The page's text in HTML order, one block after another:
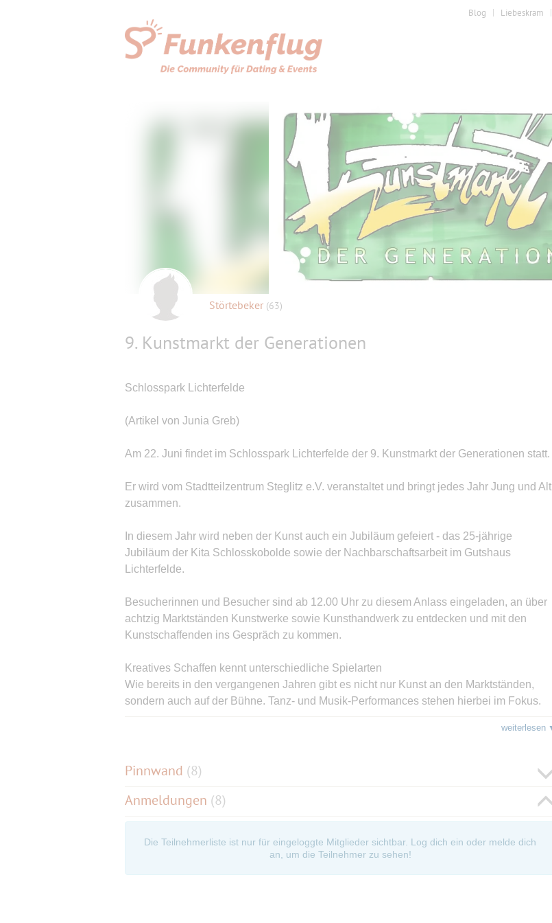
Blog Liebeskram
Störtebeker (63)
9. Kunstmarkt der Generationen
Schlosspark Lichterfelde
(Artikel von Junia Greb)
Am 22. Juni findet im Schlosspark Lichterfelde der 9. Kunstmarkt der Generationen statt.
Er wird vom Stadtteilzentrum Steglitz e.V. veranstaltet und bringt jedes Jahr Jung und Alt
zusammen.
In diesem Jahr wird neben der Kunst auch ein Jubiläum gefeiert - das 25-jährige
Jubiläum der Kita Schlosskobolde sowie der Nachbarschaftsarbeit im Gutshaus
Lichterfelde.
Besucherinnen und Besucher sind ab 12.00 Uhr zu diesem Anlass eingeladen, an über
achtzig Marktständen Kunstwerke sowie Kunsthandwerk zu entdecken und mit den
Kunstschaffenden ins Gespräch zu kommen.
Kreatives Schaffen kennt unterschiedliche Spielarten
Wie bereits in den vergangenen Jahren gibt es nicht nur Kunst an den Marktständen,
sondern auch auf der Bühne. Tanz- und Musik-Performances stehen hierbei im Fokus.
Schulband Raven’s Reverie des Hermann-Ehlers-Gymnasiums
weiterlesen
Pinnwand (8)
Anmeldungen (8)
Die Teilnehmerliste ist nur für eingeloggte Mitglieder sichtbar. Log dich ein oder melde dich
an, um die Teilnehmer zu sehen!